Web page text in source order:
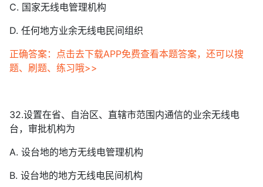
C. 国家无线电管理机构
D. 任何地方业余无线电民间组织
正确答案：点击去下载APP免费查看本题答案，还可以搜
题、刷题、练习哦>>
32.设置在省、自治区、直辖市范围内通信的业余无线电
台，审批机构为
A. 设台地的地方无线电管理机构
B. 设台地的地方无线电民间机构